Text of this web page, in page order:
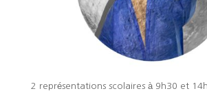
2 représentations scolaires à 9h30 et